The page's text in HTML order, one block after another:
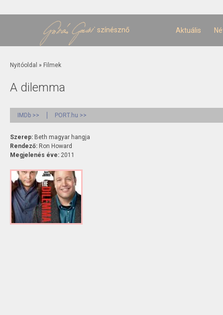
színésznő Aktuális
Jelenlegi hely
Nyitóoldal » Filmek
A dilemma
IMDb >> PORT.hu >>
Szerep: Beth magyar hangja
Rendező: Ron Howard
Megjelenés éve: 2011